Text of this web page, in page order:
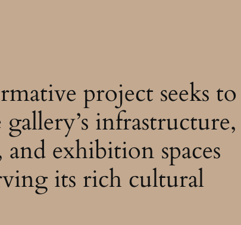
project seeks to
infrastructure,
and exhibition spaces
its rich cultural